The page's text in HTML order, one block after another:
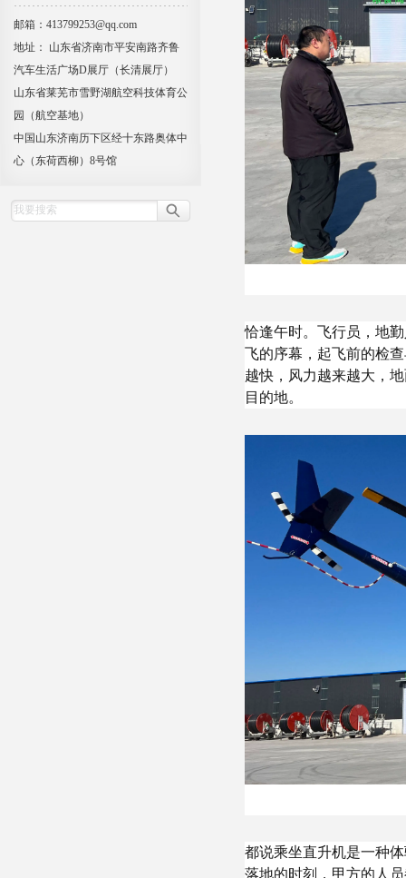
邮箱：413799253@qq.com
地址： 山东省济南市平安南路齐鲁
汽车生活广场D展厅（长清展厅）
山东省莱芜市雪野湖航空科技体育公
园（航空基地）
中国山东济南历下区经十东路奥体中
心（东荷西柳）8号馆
恰逢午时。飞行员，地
飞的序幕，起飞前的检
越快，风力越来越大，
目的地。
都说乘坐直升机是一种
落地的时刻，甲方的人